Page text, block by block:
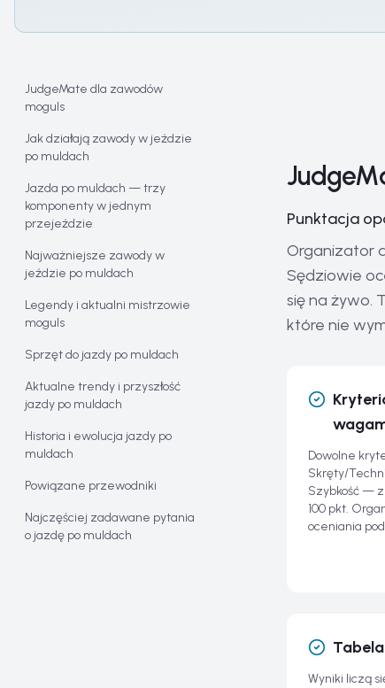
JudgeMate dla zawodów
moguls
Jak działają zawody w jeździe
po muldach
Jazda po muldach — trzy
komponenty w jednym
przejeździe
Najważniejsze zawody w
jeździe po muldach
Legendy i aktualni mistrzowie
moguls
Sprzęt do jazdy po muldach
Aktualne trendy i przyszłość
jazdy po muldach
Historia i ewolucja jazdy po
muldach
Powiązane przewodniki
Najczęściej zadawane pytania
o jazdę po muldach
Punktacja
Organizator
Sędziowie
się na żywo.
które nie
Dowolne
Skręty/
Szybkość — z
100 pkt.
oceniania
Wyniki liczą